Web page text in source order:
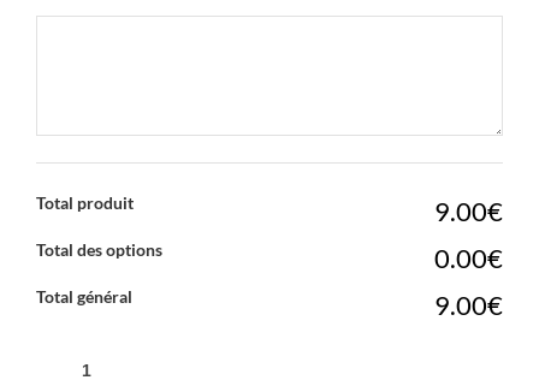
Total produit 9.00€
Total des options 0.00€
Total général 9.00€